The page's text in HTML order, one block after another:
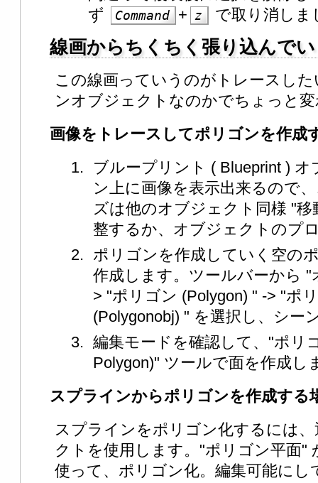
ず
Command + z で取り消し
線画からちくちく張り込んで
この線画っていうのがトレースし
ンオブジェクトなのかでちょっと
画像をトレースしてポリゴンを作成
ブループリント ( Blueprint )
ン上に画像を表示出来るので
ズは他のオブジェクト同様 "移
整するか、オブジェクトのプ
ポリゴンを作成していく空の
作成します。ツールバーから "
> "ポリゴン (Polygon) " -> "ポ
(Polygonobj) " を選択し、シー
編集モードを確認して、"ポリ
Polygon)" ツールで面を作成し
スプラインからポリゴンを作成する
スプラインをポリゴン化するには
クトを使用します。"ポリゴン平面"
使って、ポリゴン化。編集可能に